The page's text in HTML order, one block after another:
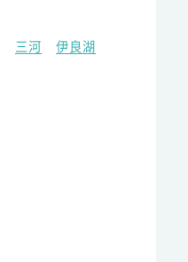
三河
伊良湖